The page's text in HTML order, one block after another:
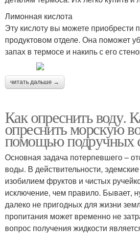
Лимонная кислота
Эту кислоту вы можете приобрести
продуктовом отделе. Она поможет
запах в термосе и накипь с его
читать дальше →
Как опреснить воду.
опреснить морскую
помощью подручных
Основная задача потерпевшего –
воды. В действительности,
изобилием фруктов и чистых
исключение, чем правило. Бывает,
далеко не пригодных для жизни
пропитания может временно не
вопрос получения жидкости